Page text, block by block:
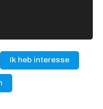
Ik heb interesse